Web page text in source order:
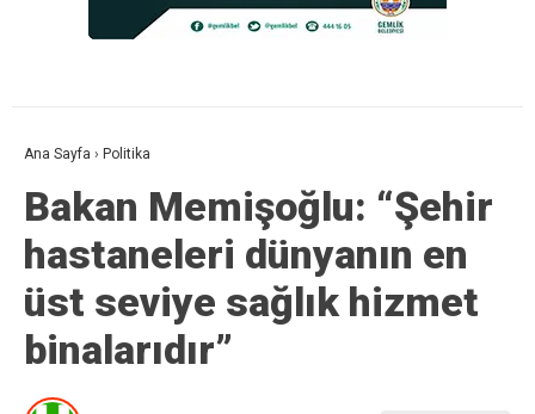
Ana Sayfa › Politika
Bakan Memişoğlu: “Şehir
hastaneleri dünyanın en
üst seviye sağlık hizmet
binalarıdır”